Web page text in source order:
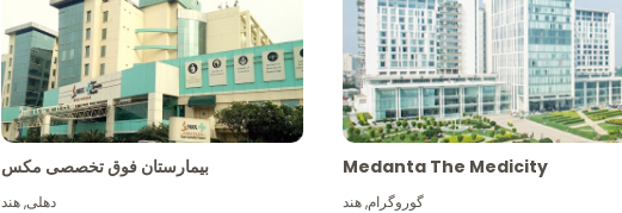
بیمارستان فوق تخصصی مکس
دهلی,هند
Medanta The Medicity
گوروگرام,هند